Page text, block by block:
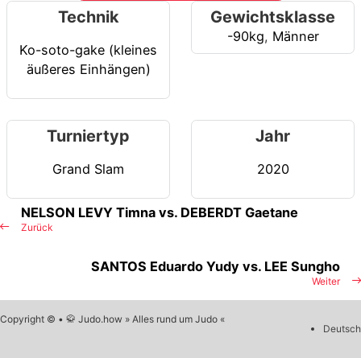
Technik
Ko-soto-gake (kleines
äußeres Einhängen)
Gewichtsklasse
-90kg, Männer
Turniertyp
Grand Slam
Jahr
2020
Zurück
NELSON LEVY Timna vs. DEBERDT Gaetane
Weiter
SANTOS Eduardo Yudy vs. LEE Sungho
Copyright © • 🥋 Judo.how » Alles rund um Judo «
Deutsch